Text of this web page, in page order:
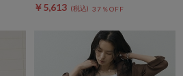
￥5,613 37％OFF